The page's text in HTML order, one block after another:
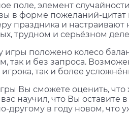
поле, элемент
в форме пожеланий-цитат
праздника и настраивают
трудном и серьёзном
игры положено колесо
так и без запроса.
игрока, так и более
Вы сможете оценить,
научил, что Вы оставите
другому в году новом, что